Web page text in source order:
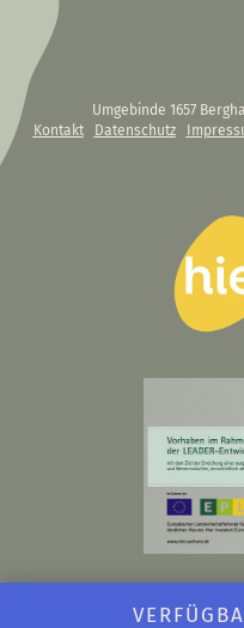
Umgebinde 1657
Kontakt
Datenschutz